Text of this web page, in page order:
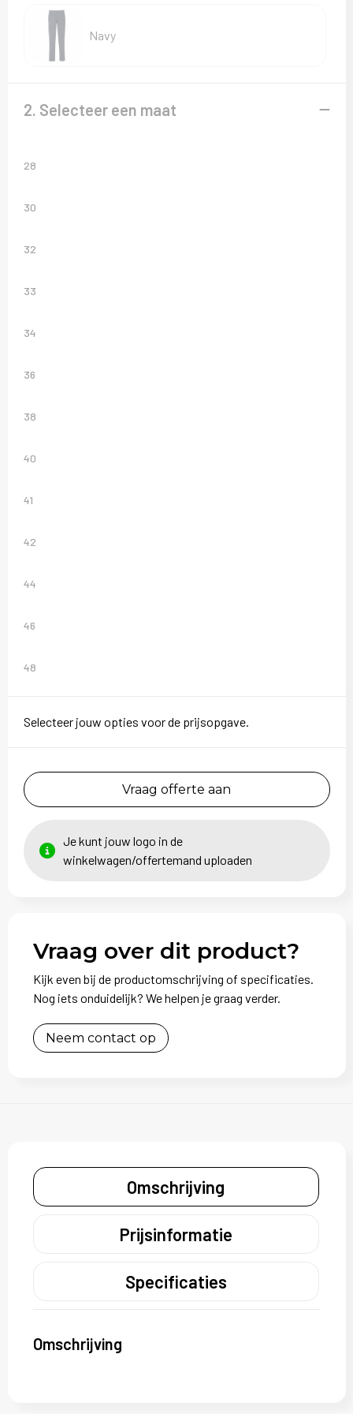
T-Shirts
Vesten
Navy
2. Selecteer een maat
28
30
32
33
34
36
38
40
41
42
44
46
48
Selecteer jouw opties voor de prijsopgave.
Vraag offerte aan
Je kunt jouw logo in de
winkelwagen/offertemand uploaden
Vraag over dit product?
Kijk even bij de productomschrijving of specificaties.
Nog iets onduidelijk? We helpen je graag verder.
Neem contact op
Omschrijving
Prijsinformatie
Specificaties
Omschrijving